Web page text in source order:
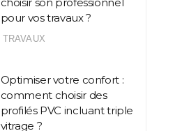
choisir son professionnel
pour vos travaux ?
TRAVAUX
Optimiser votre confort :
comment choisir des
profilés PVC incluant triple
vitrage ?